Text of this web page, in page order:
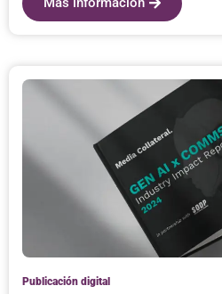
Publicación digital